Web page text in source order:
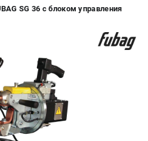
ЗАПЧАСТЕЙ
SG 36 с блоком управления